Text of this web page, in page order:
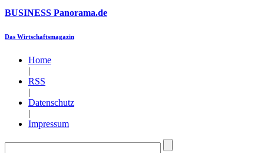
BUSINESS Panorama.de
Das Wirtschaftsmagazin
Home
|
RSS
|
Datenschutz
|
Impressum